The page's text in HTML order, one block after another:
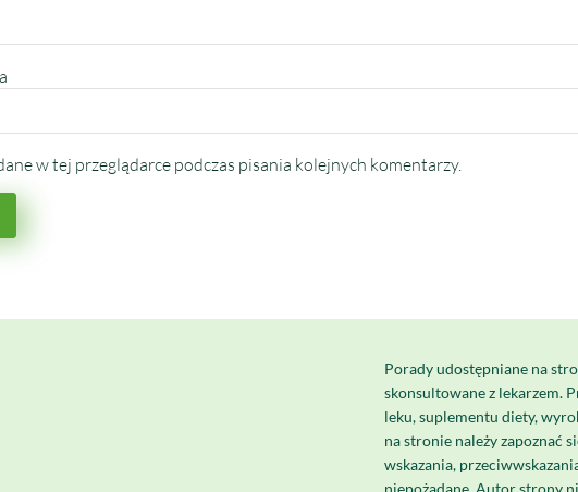
w tej przeglądarce podczas pisania kolejnych komentarzy.
Porady udostępniane na
skonsultowane z lekarzem.
leku, suplementu diety,
na stronie należy zapoznać
wskazania,
niepożądane. Autor strony